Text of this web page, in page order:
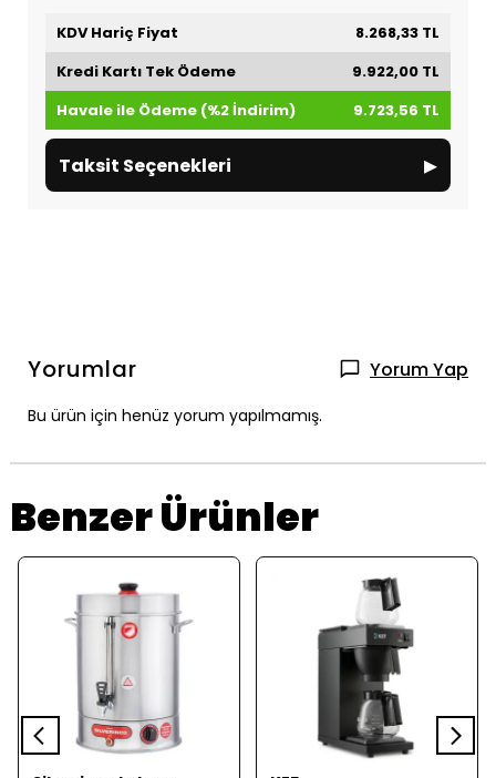
KDV Hariç Fiyat
8.268,33 TL
Kredi Kartı Tek Ödeme
9.922,00 TL
Havale ile Ödeme (%2 İndirim)
9.723,56 TL
Taksit Seçenekleri ▸
Yorumlar Yorum Yap
Bu ürün için henüz yorum yapılmamış.
Benzer Ürünler